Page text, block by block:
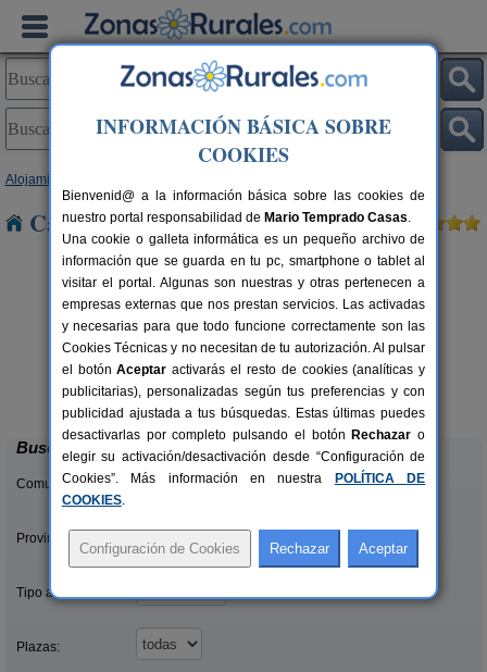
Alojamientos
Casas Rurales cerca de El Saucejo
2-22+3 pers.
desde15 €
Hacienda San José
Carmona (Sevilla)
Buscar
Comunidades:
Provincias/Islas:
Tipo alquiler:
Plazas:
INFORMACIÓN BÁSICA SOBRE
COOKIES
Bienvenid@ a la información básica sobre las cookies de
nuestro portal responsabilidad de Mario Temprado Casas.
Una cookie o galleta informática es un pequeño archivo de
información que se guarda en tu pc, smartphone o tablet al
visitar el portal. Algunas son nuestras y otras pertenecen a
empresas externas que nos prestan servicios. Las activadas
y necesarias para que todo funcione correctamente son las
Cookies Técnicas y no necesitan de tu autorización. Al pulsar
el botónAceptar activarás el resto de cookies (analíticas y
publicitarias), personalizadas según tus preferencias y con
publicidad ajustada a tus búsquedas. Estas últimas puedes
desactivarlas por completo pulsando el botón Rechazar o
elegir su activación/desactivación desde “Configuración de
Cookies”. Más información en nuestra
POLÍTICA DE
COOKIES.